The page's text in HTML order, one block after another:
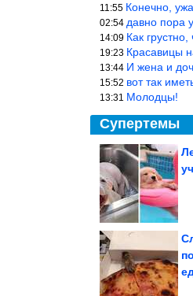
11:55 Конечно, ужасно, что у
02:54 давно пора
14:09 Как грустно, что
19:23 Красавицы
13:44 И жена и дочка
15:52 вот так иметь
13:31 Молодцы!
Супертемы
5